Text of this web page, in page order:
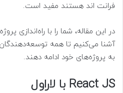
فرانت اند هستند مفید است.
به پروژه‌های خود ادامه دهند.
React JS با لاراول